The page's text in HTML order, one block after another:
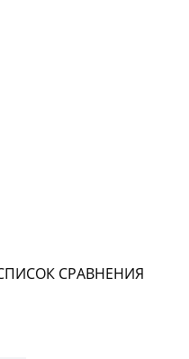
СРАВНЕНИЯ